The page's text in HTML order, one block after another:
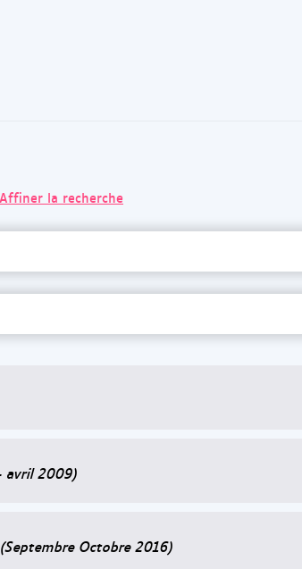
Affiner la recherche
avril 2009)
Octobre 2016)